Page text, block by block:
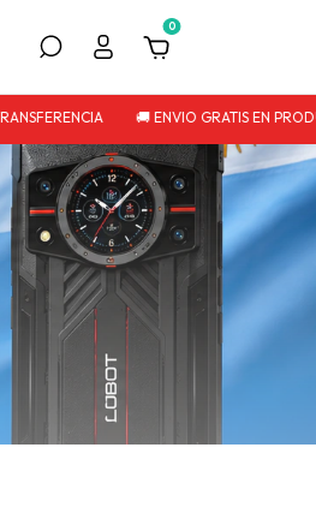
DE DEVOLUCIÓN
0
🚚 ENVIO GRATIS EN